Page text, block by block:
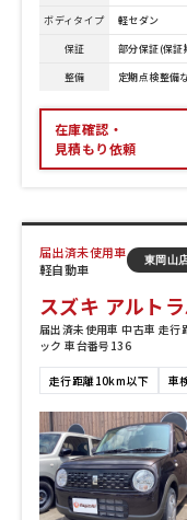
ボディタイプ
軽セダン
保証
部分保証(保
整備
定期点検整備
在庫確認・
見積もり依頼
届出済未使用車
軽自動車
東岡山
スズキ アルト
届出済未使用車 中古車 走
ック 車台番号136
走行距離10km以下 車